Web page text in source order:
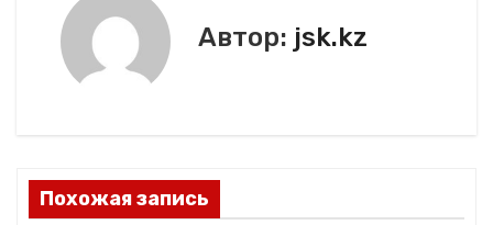
я
Автор: jsk.kz
Похожая запись